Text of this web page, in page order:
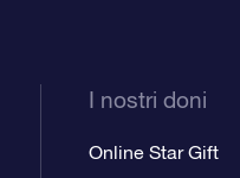
I nostri doni
Online Star Gift